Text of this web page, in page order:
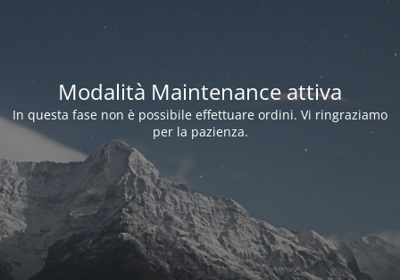
Modalità Maintenance attiva
In questa fase non è possibile effettuare ordini. Vi ringraziamo
per la pazienza.